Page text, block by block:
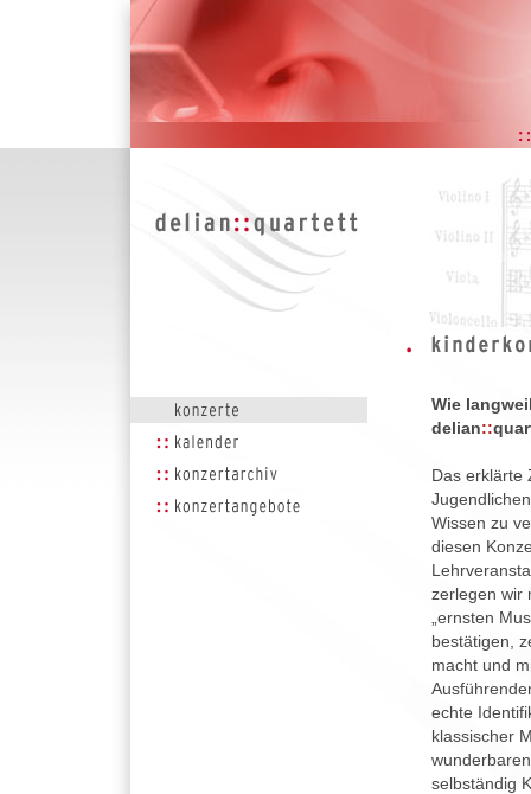
Wie
delian::
Das erklärte
Wissen zu
diesen
zerlegen wir
„ernsten
bestätigen,
macht und
echte
klassischer
selbständig